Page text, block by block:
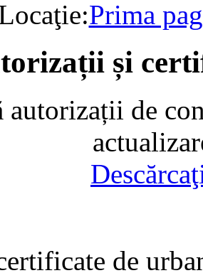
Prima
și
autorizații de
de